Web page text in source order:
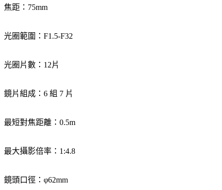
焦距：75mm
光圈範圍：F1.5-F32
光圈片數：12片
鏡片組成：6 組 7 片
最短對焦距離：0.5m
最大攝影倍率：1:4.8
鏡頭口徑：φ62mm